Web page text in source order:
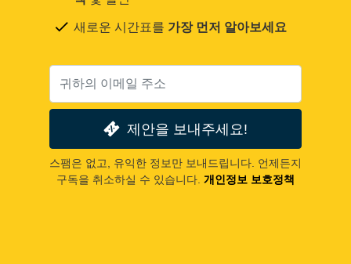
새로운 시간표를 가장 먼저 알아보세요
제안을 보내주세요!
스팸은 없고, 유익한 정보만 보내드립니다. 언제든지
구독을 취소하실 수 있습니다. 개인정보 보호정책